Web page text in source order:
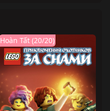
Hoàn Tất (20/20)